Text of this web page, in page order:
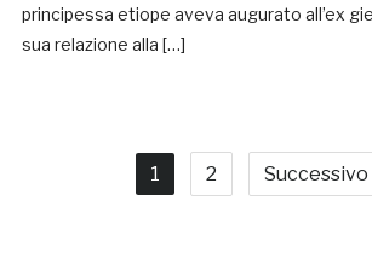
principessa etiope aveva augurato all’ex
sua relazione alla […]
1 2